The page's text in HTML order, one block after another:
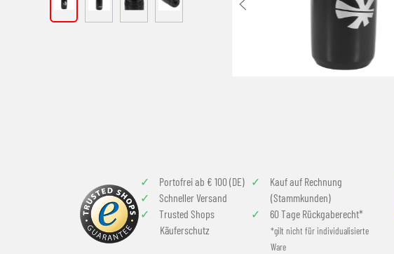
Portofrei ab € 100 (DE)
Schneller Versand
Trusted Shops
Käuferschutz
Kauf auf Rechnung
(Stammkunden)
60 Tage Rückgaberecht*
*gilt nicht für individualisierte
Ware